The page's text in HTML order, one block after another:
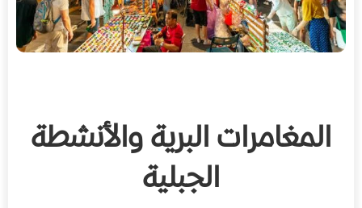
المغامرات البرية والأنشطة
الجبلية